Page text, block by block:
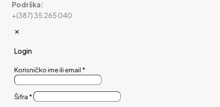
Podrška:
+(387) 35 265 040
✕
Login
Korisničko ime ili email *
Šifra *